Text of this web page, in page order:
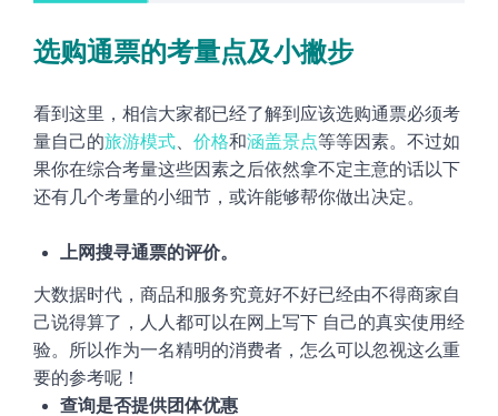
选购通票的考量点及小撇步
看到这里，相信大家都已经了解到应该选购通票必须考
量自己的旅游模式 价格和涵盖景点等等因素。不过如
果你在综合考量这些因素之后依然拿不定主意的话以下
还有几个考量的小细节，或许能够帮你做出决定。
上网搜寻通票的评价。
大数据时代，商品和服务究竟好不好已经由不得商家自
己说得算了，人人都可以在网上写下 自己的真实使用经
验。所以作为一名精明的消费者，怎么可以忽视这么重
要的参考呢！
查询是否提供团体优惠